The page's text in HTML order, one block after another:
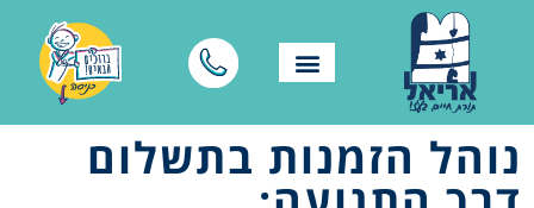
נוהל הזמנות בתשלום